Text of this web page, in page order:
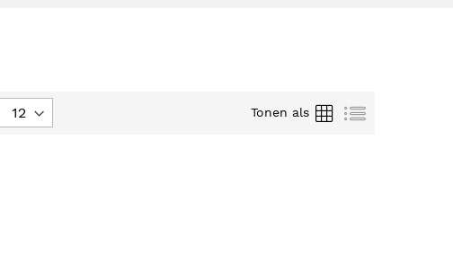
Tonen als
Foto-
tabel
Lijst